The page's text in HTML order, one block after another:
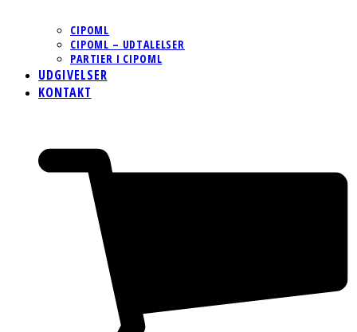
CIPOML
CIPOML – UDTALELSER
PARTIER I CIPOML
UDGIVELSER
KONTAKT